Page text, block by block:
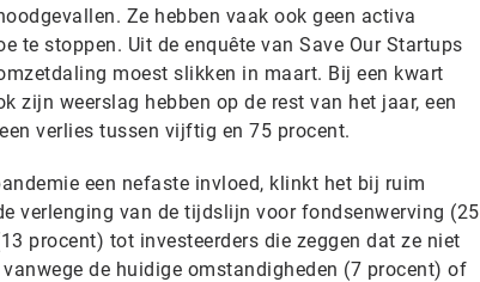
Ze hebben vaak ook geen activa
te stoppen. Uit de enquête van Save Our Startups
moest slikken in maart. Bij een kwart
zijn weerslag hebben op de rest van het jaar, een
verlies tussen vijftig en 75 procent.
een nefaste invloed, klinkt het bij ruim
verlenging van de tijdslijn voor fondsenwerving (25
procent) tot investeerders die zeggen dat ze niet
de huidige omstandigheden (7 procent) of